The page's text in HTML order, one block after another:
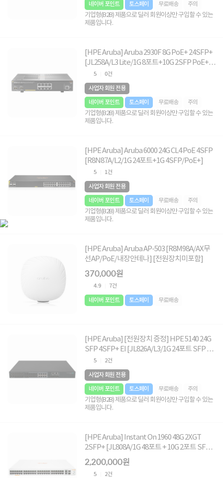
네이버 포인트
토스페이 무료배송 주의
기업형(B2B) 제품으로 딜러 회원이상만 구입할 수 있는
제품입니다.
[HPE Aruba] Aruba 2930F 8G PoE+ 24SFP+
[JL258A/L3 Lite/1G 8포트+10G 2SFP PoE+/
랙마운트가능]
5 0건
사업자 회원 전용
네이버 포인트
토스페이 무료배송 주의
기업형(B2B) 제품으로 딜러 회원이상만 구입할 수 있는
제품입니다.
[HPE Aruba] Aruba 6000 24G CL4 PoE 4SFP
[R8N87A/L2/1G 24포트+1G 4SFP/PoE+]
5 1건
사업자 회원 전용
네이버 포인트
토스페이 무료배송 주의
기업형(B2B) 제품으로 딜러 회원이상만 구입할 수 있는
제품입니다.
[HPE Aruba] Aruba AP-503 [R8M98A/AX무
선AP/PoE/내장안테나] [전원장치미포함]
370,000원
4.9 7건
네이버 포인트 토스페이 무료배송
[HPE Aruba] [전원장치 증정] HPE 5140 24G
SFP 4SFP+ EI [JL826A/L3/1G 24포트 SFP +
10G 4SFP][전원장치없음]
5 2건
사업자 회원 전용
네이버 포인트
토스페이 무료배송 주의
기업형(B2B) 제품으로 딜러 회원이상만 구입할 수 있는
제품입니다.
[HPE Aruba] Instant On 1960 48G 2XGT
2SFP+ [JL808A/1G 48포트 + 10G 2포트 SFP +
10G 2포트 UTP]
2,200,000원
5 2건